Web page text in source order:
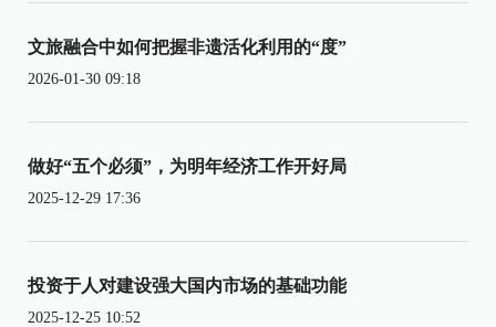
文旅融合中如何把握非遗活化利用的“度”
2026-01-30 09:18
做好“五个必须”，为明年经济工作开好局
2025-12-29 17:36
投资于人对建设强大国内市场的基础功能
2025-12-25 10:52